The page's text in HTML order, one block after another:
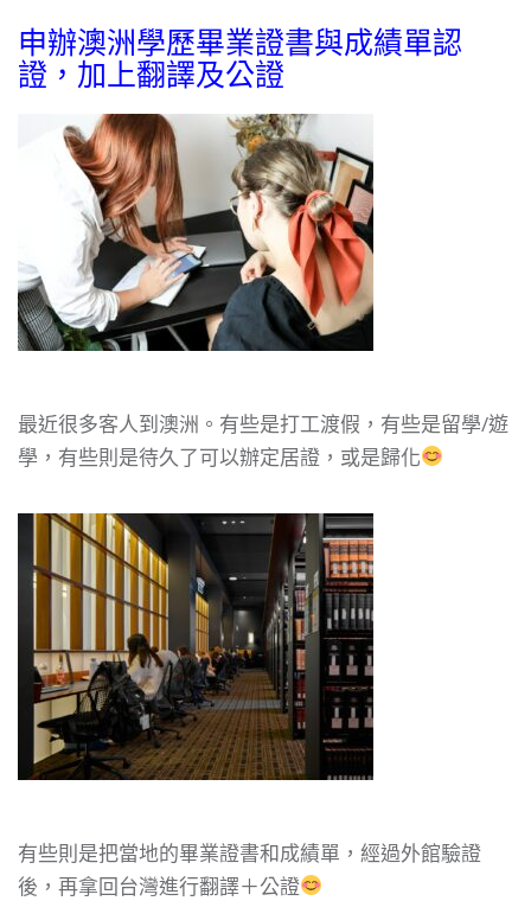
申辦澳洲學歷畢業證書與成績單認
證，加上翻譯及公證
最近很多客人到澳洲。有些是打工渡假，有些是留學/遊
學，有些則是待久了可以辦定居證，或是歸化
有些則是把當地的畢業證書和成績單，經過外館驗證
後，再拿回台灣進行翻譯＋公證